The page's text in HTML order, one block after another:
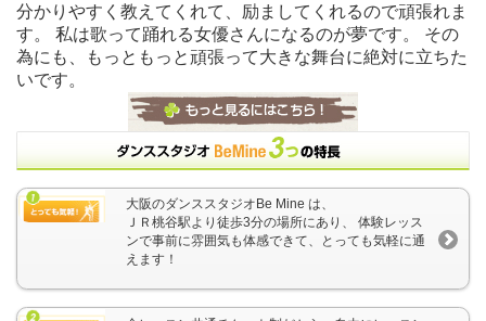
分かりやすく教えてくれて、励ましてくれるので頑張れま
す。 私は歌って踊れる女優さんになるのが夢です。 その
為にも、もっともっと頑張って大きな舞台に絶対に立ちた
いです。
大阪のダンススタジオBe Mine は、
ＪＲ桃谷駅より徒歩3分の場所にあり、 体験レッス
ンで事前に雰囲気も体感できて、とっても気軽に通
えます！